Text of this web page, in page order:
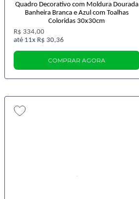
Quadro Decorativo com Moldura Dourada
Banheira Branca e Azul com Toalhas
Coloridas 30x30cm
R$ 334,00
11x R$ 30,36
COMPRAR AGORA